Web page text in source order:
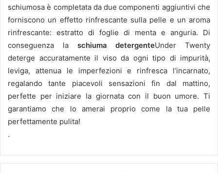
schiumosa è completata da due componenti aggiuntivi che
forniscono un effetto rinfrescante sulla pelle e un aroma
rinfrescante: estratto di foglie di menta e anguria. Di
conseguenza la schiuma detergenteUnder Twenty
deterge accuratamente il viso da ogni tipo di impurità,
leviga, attenua le imperfezioni e rinfresca l’incarnato,
regalando tante piacevoli sensazioni fin dal mattino,
perfette per iniziare la giornata con il buon umore. Ti
garantiamo che lo amerai proprio come la tua pelle
perfettamente pulita!
.